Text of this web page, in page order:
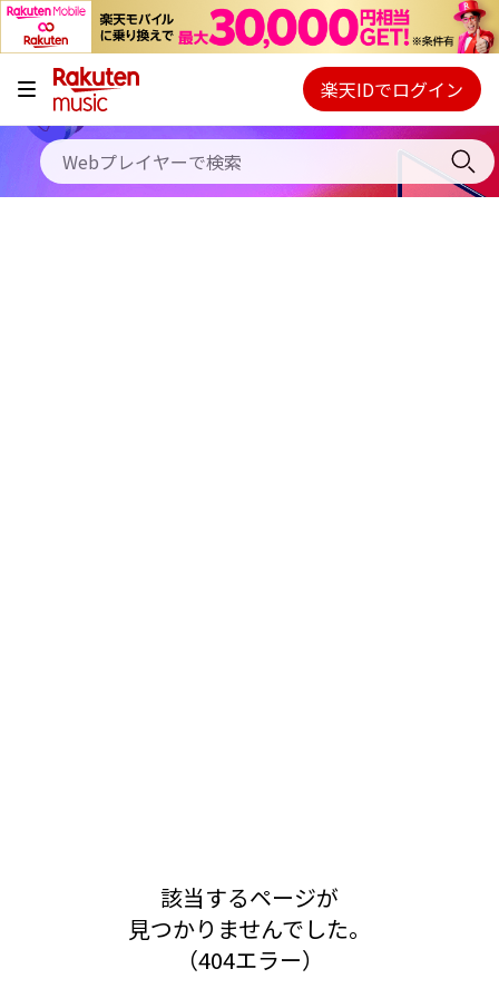
キャンペーン
料金プラン
使い方
Webプレイヤー
ご契約内容の確認・変更
楽天IDでログイン
該当するページが
見つかりませんでした。
（404エラー）